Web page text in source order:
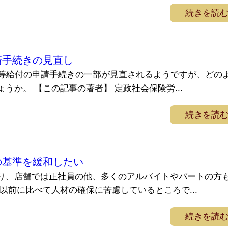
続きを読む
続きの見直し
給付の申請手続きの一部が見直されるようですが、どの
うか。 【この記事の著者】 定政社会保険労...
続きを読む
準を緩和したい
、店舗では正社員の他、多くのアルバイトやパートの方
前に比べて人材の確保に苦慮しているところで...
続きを読む